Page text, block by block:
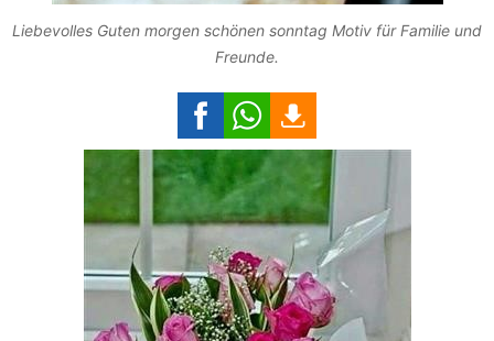
Liebevolles Guten morgen schönen sonntag Motiv für Familie und
Freunde.